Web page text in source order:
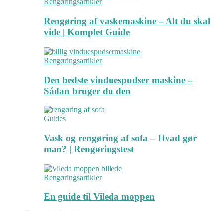
Rengøringsartikler
Rengøring af vaskemaskine – Alt du skal
vide | Komplet Guide
Rengøringsartikler
Den bedste vinduespudser maskine –
Sådan bruger du den
Guides
Vask og rengøring af sofa – Hvad gør
man? | Rengøringstest
Rengøringsartikler
En guide til Vileda moppen